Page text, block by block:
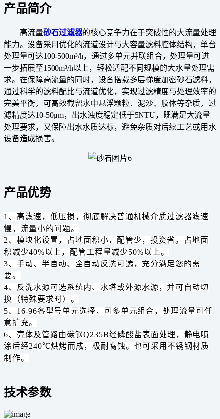
产品简介
高流量砂石过滤器的核心竞争力在于突破性的大流量处理
能力。设备采用优化的流道设计与大容量滤料腔体结构，单台
处理量可达100-500m³/h，通过多单元并联组合，处理量可进
一步拓展至1500m³/h以上，轻松适配不同规模的大水量处理需
求。在保障高流量的同时，设备搭载多层梯度加密砂石滤料，
通过科学的滤料配比与流道优化，实现过滤精度与处理效率的
完美平衡，可高效截留水中悬浮颗粒、泥沙、胶体等杂质，过
滤精度达10-50μm，出水浊度稳定低于5NTU，既满足大流量
处理要求，又保障出水水质达标，避免杂质对后续工艺或用水
设备造成损害。
产品优势
1、高滤速，低压损，彻底解决普通机械介质过滤器滤速
慢，流量小的问题。
2、模块化设置，占地面积小，配管少，投资省。占地面
积减少40%以上，配管工程量减少50%以上。
3、手动、半自动、全自动反洗可选，充分满足您的需
要。
4、反洗水源可选系统内、水塔或外源水源，并可自动切
换（特殊要求时）。
5、16-96各型号单元选择，可多单元组合，处理流量可任
意扩充。
6、壳体及管路由碳钢Q235B经磷酸盐表面处理，静电喷
涂后经240℃烘烤而成，极耐腐蚀。也可采用不锈钢材质
制作。
技术参数